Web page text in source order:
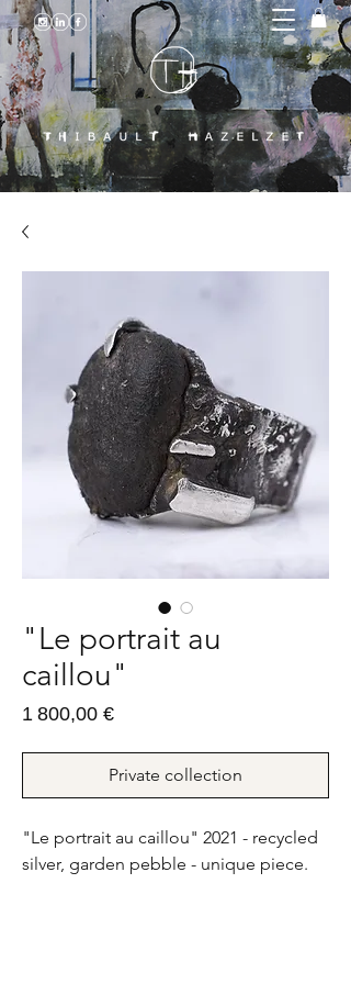
"Le portrait au
caillou"
1 800,00 €Prix
Private collection
"Le portrait au caillou" 2021 - recycled
silver, garden pebble - unique piece.